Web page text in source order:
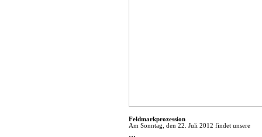
Feldmarkprozession
Am Sonntag, den 22. Juli 2012 findet unsere
...